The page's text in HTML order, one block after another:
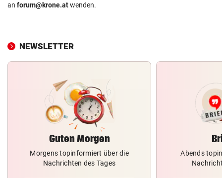
an forum@krone.atwenden.
NEWSLETTER
Guten Morgen
Morgens topinformiert über die
Nachrichten des Tages
Abends